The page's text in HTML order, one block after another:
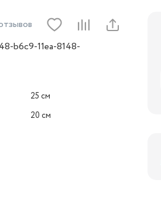
b6c9-11ea-8148-
25 см
20 см